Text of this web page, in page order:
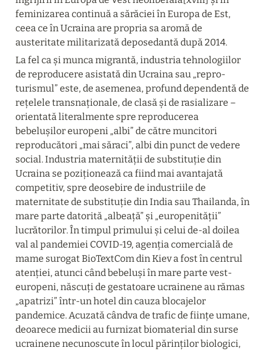
feminizarea continuă a sărăciei în Europa de Est,
ceea ce în Ucraina are propria sa aromă de
austeritate militarizată deposedantă după 2014.
La fel ca și munca migrantă, industria tehnologiilor
de reproducere asistată din Ucraina sau „repro-
turismul” este, de asemenea, profund dependentă de
rețelele transnaționale, de clasă și de rasializare –
orientată literalmente spre reproducerea
bebelușilor europeni „albi” de către muncitori
reproducători „mai săraci”, albi din punct de vedere
social. Industria maternității de substituție din
Ucraina se poziționează ca fiind mai avantajată
competitiv, spre deosebire de industriile de
maternitate de substituție din India sau Thailanda, în
mare parte datorită „albeață” și „europenității”
lucrătorilor. În timpul primului și celui de-al doilea
val al pandemiei COVID-19, agenția comercială de
mame surogat BioTextCom din Kiev a fost în centrul
atenției, atunci când bebeluși în mare parte vest-
europeni, născuți de gestatoare ucrainene au rămas
„apatrizi” într-un hotel din cauza blocajelor
pandemice. Acuzată cândva de trafic de ființe umane,
deoarece medicii au furnizat biomaterial din surse
ucrainene necunoscute în locul părinților biologici,